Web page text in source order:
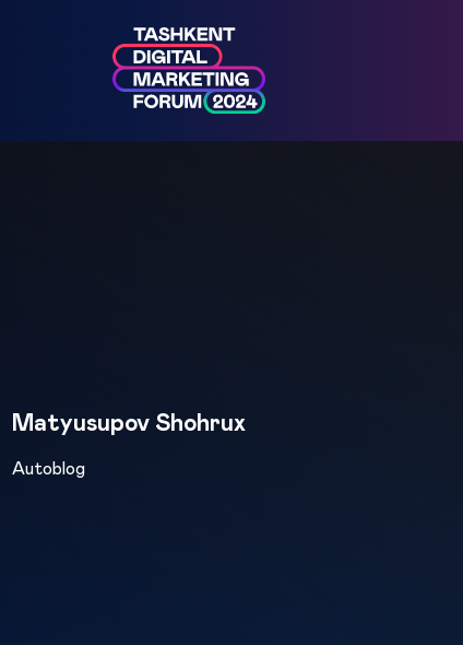
Matyusupov Shohrux
Autoblog